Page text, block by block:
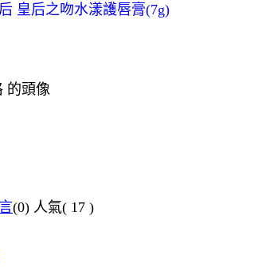
皇后之吻水漾護唇膏(7g)
(0) 人氣( 17 )